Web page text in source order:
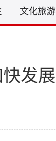
文化旅游
发展